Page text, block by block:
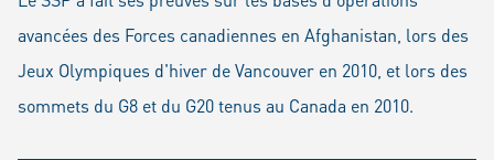
avancées des Forces canadiennes en Afghanistan, lors des
Jeux Olympiques d'hiver de Vancouver en 2010, et lors des
sommets du G8 et du G20 tenus au Canada en 2010.